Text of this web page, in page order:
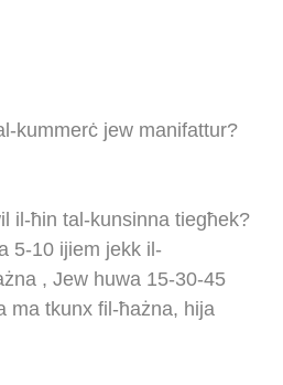
kummerċ jew manifattur?
il-ħin tal-kunsinna tiegħek?
5-10 ijiem jekk il-
, Jew huwa 15-30-45
ma tkunx fil-ħażna, hija